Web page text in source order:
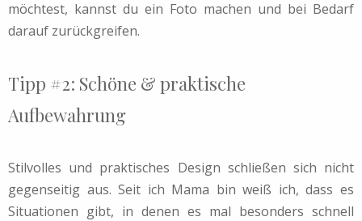
möchtest, kannst du ein Foto machen und bei Bedarf
darauf zurückgreifen.
Tipp #2: Schöne & praktische
Aufbewahrung
Stilvolles und praktisches Design schließen sich nicht
gegenseitig aus. Seit ich Mama bin weiß ich, dass es
Situationen gibt, in denen es mal besonders schnell